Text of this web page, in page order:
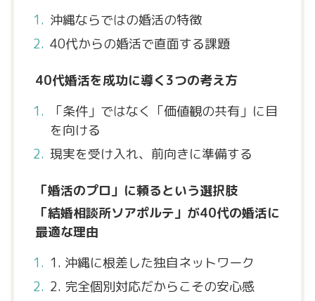
沖縄ならではの婚活の特徴
40代からの婚活で直面する課題
40代婚活を成功に導く3つの考え方
「条件」ではなく「価値観の共有」に目
を向ける
現実を受け入れ、前向きに準備する
「婚活のプロ」に頼るという選択肢
「結婚相談所ソアポルテ」が40代の婚活に
最適な理由
1. 沖縄に根差した独自ネットワーク
2. 完全個別対応だからこその安心感